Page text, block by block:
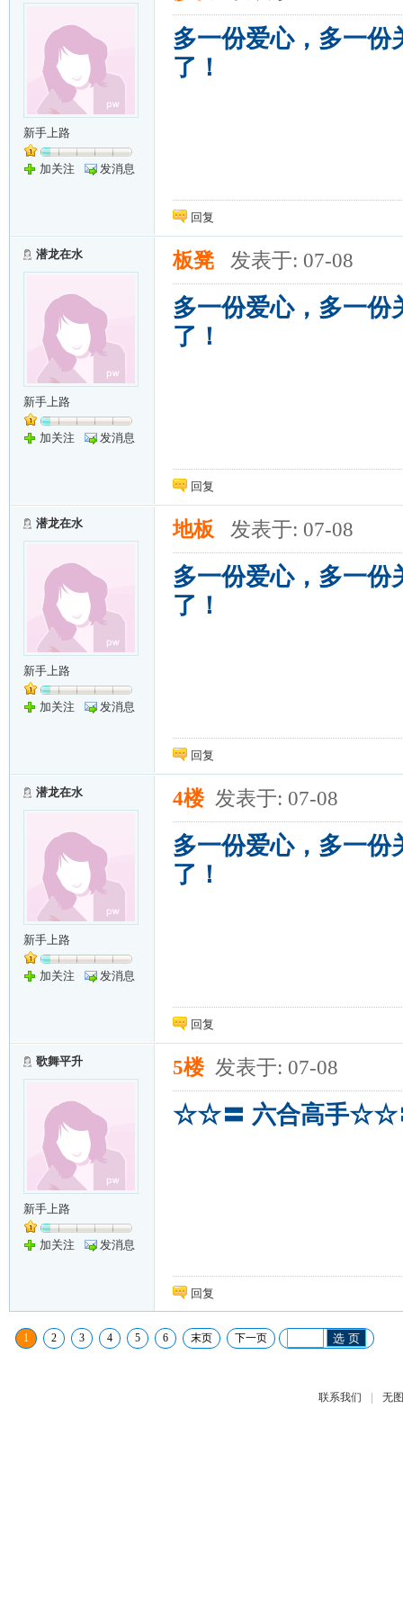
新手上路
加关注 发消息
多一份爱心，多一份
了！
回复
潜龙在水
新手上路
加关注 发消息
板凳 发表于: 07-08
多一份爱心，多一份
了！
回复
潜龙在水
新手上路
加关注 发消息
地板 发表于: 07-08
多一份爱心，多一份
了！
回复
潜龙在水
新手上路
加关注 发消息
4楼 发表于: 07-08
多一份爱心，多一份
了！
回复
歌舞平升
新手上路
加关注 发消息
5楼 发表于: 07-08
☆☆〓 六合高手☆☆
回复
1 2 3 4 5 6 末页 下一页 选 页
联系我们 | 无